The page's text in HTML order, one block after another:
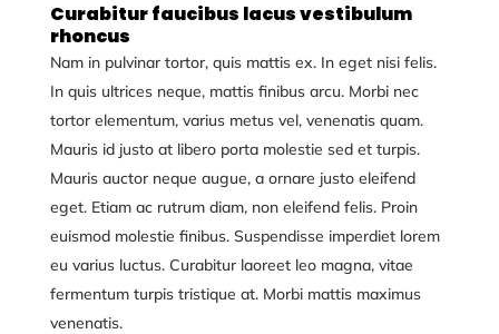
Curabitur faucibus lacus vestibulum
rhoncus
Nam in pulvinar tortor, quis mattis ex. In eget nisi felis.
In quis ultrices neque, mattis finibus arcu. Morbi nec
tortor elementum, varius metus vel, venenatis quam.
Mauris id justo at libero porta molestie sed et turpis.
Mauris auctor neque augue, a ornare justo eleifend
eget. Etiam ac rutrum diam, non eleifend felis. Proin
euismod molestie finibus. Suspendisse imperdiet lorem
eu varius luctus. Curabitur laoreet leo magna, vitae
fermentum turpis tristique at. Morbi mattis maximus
venenatis.